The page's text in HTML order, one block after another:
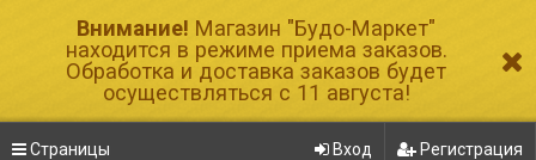
Внимание! Магазин "Будо-Маркет"
находится в режиме приема заказов.
Обработка и доставка заказов будет
осуществляться с 11 августа!
Страницы Вход Регистрация